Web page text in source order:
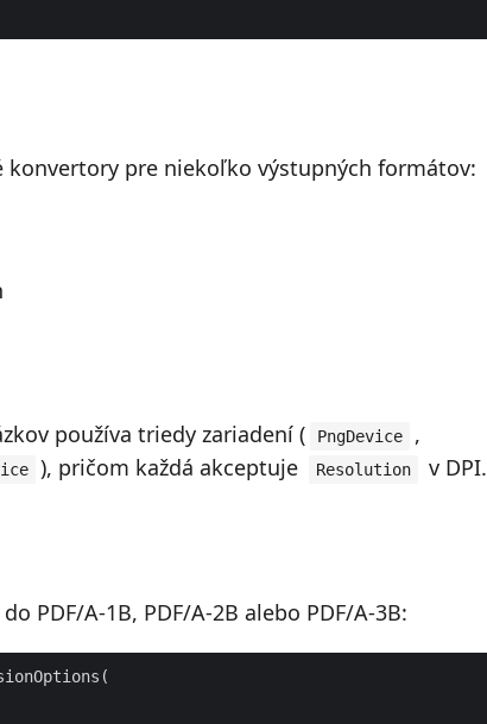
konvertory pre niekoľko výstupných formátov:
používa triedy zariadení ( PngDevice ,
), pričom každá akceptuje Resolution v DPI.
PDF/A-1B, PDF/A-2B alebo PDF/A-3B: